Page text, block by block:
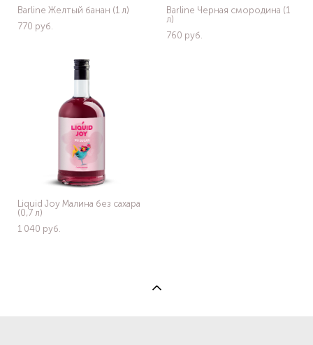
Barline Желтый банан (1 л)
770 pуб.
Barline Черная смородина (1
л)
760 pуб.
Liquid Joy Малина без сахара
(0,7 л)
1 040 pуб.